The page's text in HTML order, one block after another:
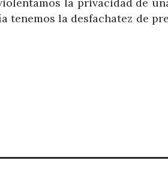
tenemos la desfachatez de